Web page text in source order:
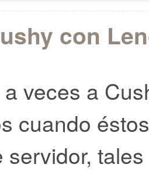
con
veces a
cuando